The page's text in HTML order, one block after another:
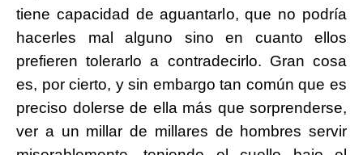
tiene capacidad de aguantarlo, que no podría
hacerles mal alguno sino en cuanto ellos
prefieren tolerarlo a contradecirlo. Gran cosa
es, por cierto, y sin embargo tan común que es
preciso dolerse de ella más que sorprenderse,
ver a un millar de millares de hombres servir